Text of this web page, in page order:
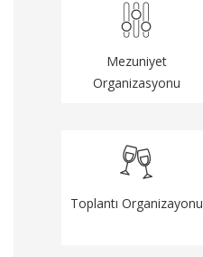
Mezuniyet
Organizasyonu
Toplantı Organizayonu